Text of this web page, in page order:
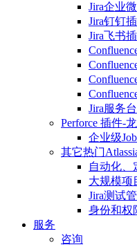
Jira企业
Jira钉钉
Jira飞书
Jira服务
Perforce 插件-
企业级
其它热门
自动化、
大规模项
Jira测试
身份和权
服务
咨询